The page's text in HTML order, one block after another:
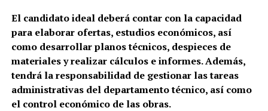
El candidato ideal deberá contar con la capacidad
para elaborar ofertas, estudios económicos, así
como desarrollar planos técnicos, despieces de
materiales y realizar cálculos e informes. Además,
tendrá la responsabilidad de gestionar las tareas
administrativas del departamento técnico, así como
el control económico de las obras.